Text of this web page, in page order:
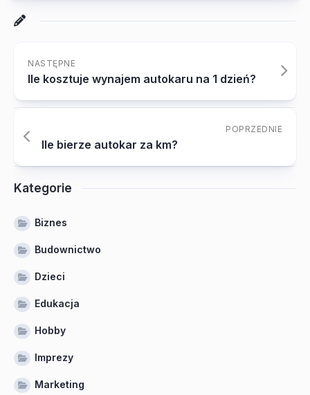
NASTĘPNE
Ile kosztuje wynajem autokaru na 1 dzień?
POPRZEDNIE
Ile bierze autokar za km?
Kategorie
Biznes
Budownictwo
Dzieci
Edukacja
Hobby
Imprezy
Marketing